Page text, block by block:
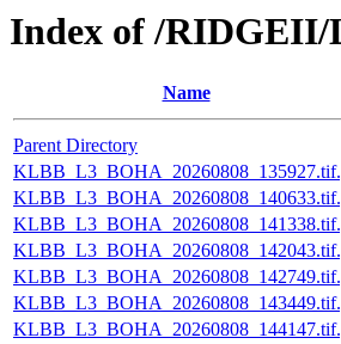
Index of /
Name
Parent Directory